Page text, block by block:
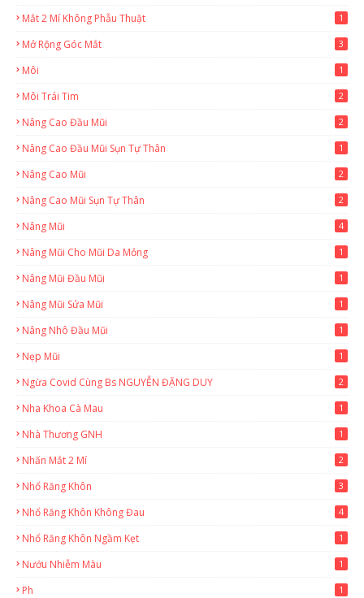
Mắt 2 Mí Không Phẫu Thuật 1
Mở Rộng Góc Mắt 3
Môi 1
Môi Trái Tim 2
Nâng Cao Đầu Mũi 2
Nâng Cao Đầu Mũi Sụn Tự Thân 1
Nâng Cao Mũi 2
Nâng Cao Mũi Sụn Tự Thân 2
Nâng Mũi 4
Nâng Mũi Cho Mũi Da Mỏng 1
Nâng Mũi Đầu Mũi 1
Nâng Mũi Sửa Mũi 1
Nâng Nhô Đầu Mũi 1
Nẹp Mũi 1
Ngừa Covid Cùng Bs NGUYỄN ĐẶNG DUY 2
Nha Khoa Cà Mau 1
Nhà Thương GNH 1
Nhấn Mắt 2 Mí 2
Nhổ Răng Khôn 3
Nhổ Răng Khôn Không Đau 4
Nhổ Răng Khôn Ngầm Kẹt 1
Nướu Nhiễm Màu 1
Ph 1